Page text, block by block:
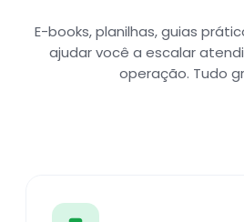
E-books, planilhas, guias
ajudar você a escalar
operação. Tudo